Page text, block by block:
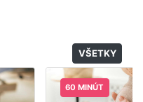
VŠETKY
60 MINÚT